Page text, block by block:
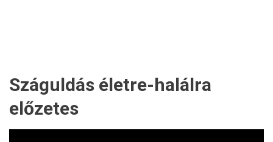
Száguldás életre-halálra
előzetes